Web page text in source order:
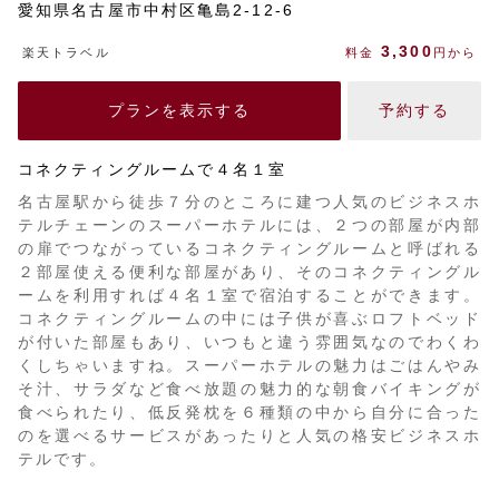
愛知県名古屋市中村区亀島2-12-6
コネクティングルームで４名１室
名古屋駅から徒歩７分のところに建つ人気のビジネスホ
テルチェーンのスーパーホテルには、２つの部屋が内部
の扉でつながっているコネクティングルームと呼ばれる
２部屋使える便利な部屋があり、そのコネクティングル
ームを利用すれば４名１室で宿泊することができます。
コネクティングルームの中には子供が喜ぶロフトベッド
が付いた部屋もあり、いつもと違う雰囲気なのでわくわ
くしちゃいますね。スーパーホテルの魅力はごはんやみ
そ汁、サラダなど食べ放題の魅力的な朝食バイキングが
食べられたり、低反発枕を６種類の中から自分に合った
のを選べるサービスがあったりと人気の格安ビジネスホ
テルです。
楽天トラベル 料金 3,300 円から
プランを表示する 予約する